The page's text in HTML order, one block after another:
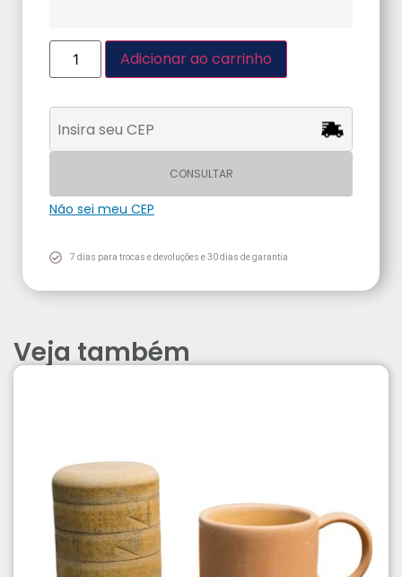
Adicionar ao carrinho
CONSULTAR
Não sei meu CEP
7 dias para trocas e devoluções e 30 dias de garantia
Veja também